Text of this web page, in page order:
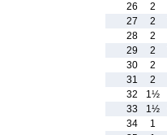
26
2
27
2
28
2
29
2
30
2
31
2
32
1½
33
1½
34
1